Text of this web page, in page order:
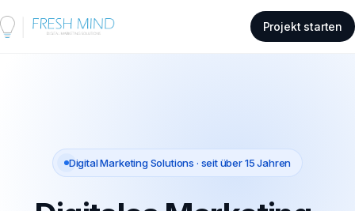
Projekt starten
Digital Marketing Solutions · seit über 15 Jahren